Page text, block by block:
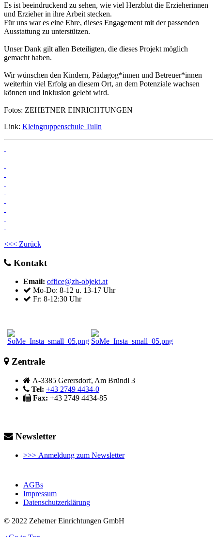
Es ist beeindruckend zu sehen, wie viel Herzblut die Erzieherinnen
und Erzieher in ihre Arbeit stecken.
Für uns war es eine Ehre, dieses Engagement mit der passenden
Ausstattung zu unterstützen.
Unser Dank gilt allen Beteiligten, die dieses Projekt möglich
gemacht haben.
Wir wünschen den Kindern, Pädagog*innen und Betreuer*innen
weiterhin viel Erfolg an diesem Ort, an dem Potenziale wachsen
können und Inklusion gelebt wird.
Fotos: ZEHETNER EINRICHTUNGEN
Link: Kleingruppenschule Tulln
<<< Zurück
Kontakt
Email: office@zh-objekt.at
Mo-Do: 8-12 u. 13-17 Uhr
Fr: 8-12:30 Uhr
Zentrale
A-3385 Gerersdorf, Am Bründl 3
Tel: +43 2749 4434-0
Fax: +43 2749 4434-85
Newsletter
>>> Anmeldung zum Newsletter
AGBs
Impressum
Datenschutzerklärung
© 2022 Zehetner Einrichtungen GmbH